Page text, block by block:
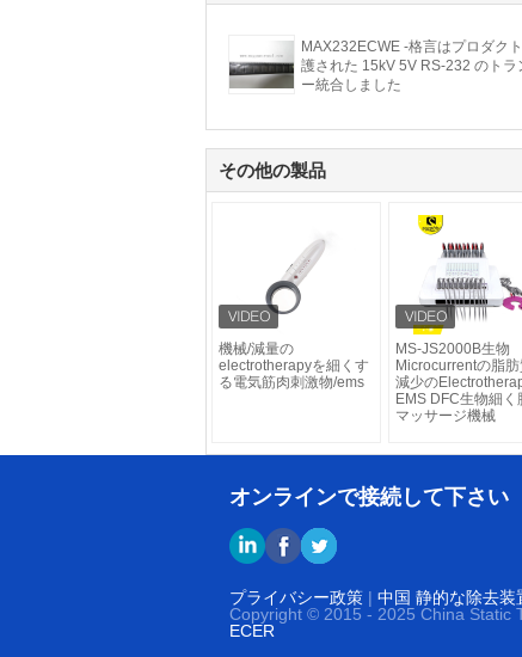
MAX232ECWE -格言はプロダク
護された 15kV 5V RS-232 のトラ
ー統合しました
その他の製品
機械/減量の
electrotherapyを細くす
る電気筋肉刺激物/ems
MS-JS2000B生物
Microcurrentの脂
減少の
EMS DFC生物細く
マッサージ機械
オンラインで接続して下さい
プライバシー政策 | 中国 静的な除去装
Copyright © 2015 - 2025 China Static
ECER